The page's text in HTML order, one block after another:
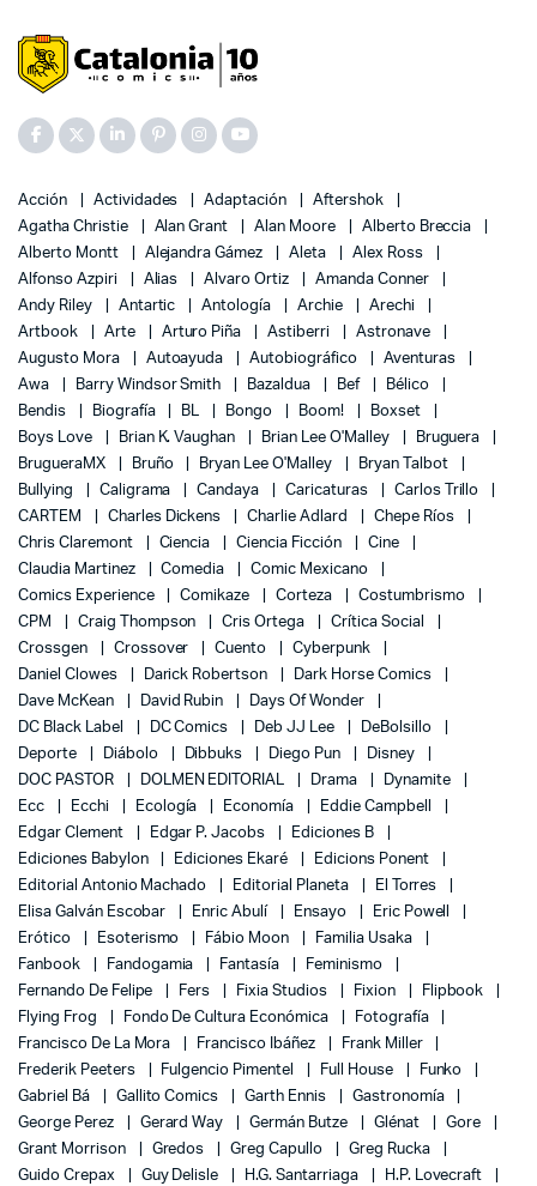
Acción Actividades Adaptación
Aftershok
Agatha Christie
Alan Grant Alan Moore
Alberto Breccia
Alberto Montt
Alejandra Gámez Aleta
Alex Ross
Alfonso Azpiri
Alias Alvaro Ortiz
Amanda Conner
Andy Riley
Antartic Antología Archie
Arechi
Artbook
Arte Arturo Piña Astiberri
Astronave
Augusto Mora
Autoayuda Autobiográfico
Aventuras
Awa
Barry Windsor Smith Bazaldua Bef
Bélico
Bendis
Biografía BL Bongo Boom!
Boxset
Boys Love
Brian K. Vaughan Brian Lee O'Malley
Bruguera
BrugueraMX
Bruño Bryan Lee O'Malley
Bryan Talbot
Bullying
Caligrama Candaya Caricaturas
Carlos Trillo
CARTEM
Charles Dickens Charlie Adlard
Chepe Ríos
Chris Claremont
Ciencia Ciencia Ficción
Cine
Claudia Martinez
Comedia
Comic Mexicano
Comics Experience
Comikaze Corteza
Costumbrismo
CPM
Craig Thompson Cris Ortega
Crítica Social
Crossgen
Crossover Cuento
Cyberpunk
Daniel Clowes
Darick Robertson
Dark Horse Comics
Dave McKean
David Rubin
Days Of Wonder
DC Black Label
DC Comics Deb JJ Lee
DeBolsillo
Deporte
Diábolo Dibbuks Diego Pun
Disney
DOC PASTOR
DOLMEN EDITORIAL Drama
Dynamite
Ecc
Ecchi Ecología Economía
Eddie Campbell
Edgar Clement
Edgar P. Jacobs
Ediciones B
Ediciones Babylon
Ediciones Ekaré
Edicions Ponent
Editorial Antonio Machado
Editorial Planeta
El Torres
Elisa Galván Escobar
Enric Abulí Ensayo
Eric Powell
Erótico
Esoterismo Fábio Moon
Familia Usaka
Fanbook
Fandogamia Fantasía
Feminismo
Fernando De Felipe
Fers Fixia Studios Fixion
Flipbook
Flying Frog
Fondo De Cultura Económica
Fotografía
Francisco De La Mora
Francisco Ibáñez
Frank Miller
Frederik Peeters
Fulgencio Pimentel Full House
Funko
Gabriel Bá
Gallito Comics Garth Ennis
Gastronomía
George Perez
Gerard Way Germán Butze Glénat
Gore
Grant Morrison
Gredos Greg Capullo
Greg Rucka
Guido Crepax
Guy Delisle H.G. Santarriaga
H.P. Lovecraft